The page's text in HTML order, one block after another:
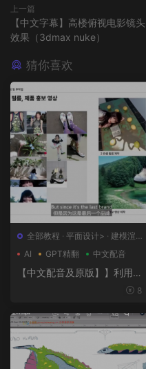
上一篇
【中文字幕】高楼俯视电影镜头
效果（3dmax nuke）
猜你喜欢
全部教程 · 平面设计> · 建模渲染
日韩系列
AI GPT精翻 中文配音
【中文配音及原版】】利用人
工智能和3D技术的混合BX流8